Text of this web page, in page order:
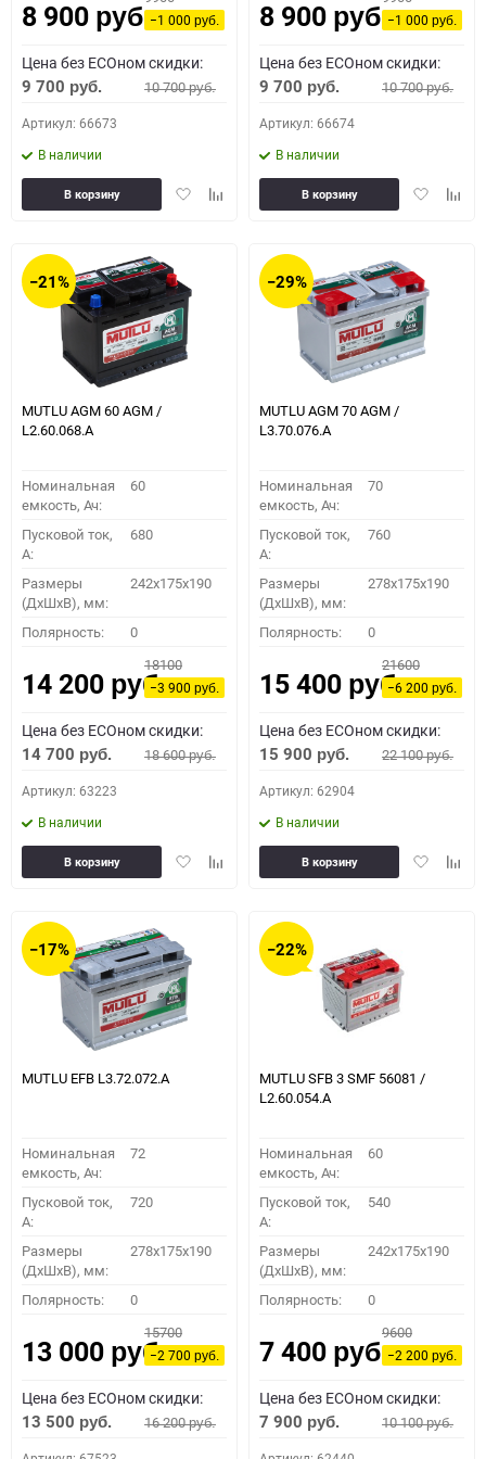
8 900 руб.−1 000руб.
Цена без ECOном скидки:
9 700 руб. 10 700руб.
Артикул: 66673
В наличии
ДобавитьДобавить
В корзину
8 900 руб.−1 000руб.
Цена без ECOном скидки:
9 700 руб. 10 700руб.
Артикул: 66674
В наличии
Добавить
В корзину
−21%
MUTLU AGM 60 AGM /
L2.60.068.A
Номинальная
емкость, Ач:
60
Пусковой ток,
A:
680
Размеры
(ДхШхВ), мм:
242x175x190
Полярность: 0
14 200 руб.
18100
−3 900руб.
Цена без ECOном скидки:
14 700 руб. 18 600руб.
Артикул: 63223
В наличии
ДобавитьДобавить
В корзину
−29%
MUTLU AGM 70 AGM /
L3.70.076.A
Номинальная
емкость, Ач:
70
Пусковой ток,
A:
760
Размеры
(ДхШхВ), мм:
278x175x190
Полярность: 0
15 400 руб.
21600
−6 200руб.
Цена без ECOном скидки:
15 900 руб. 22 100руб.
Артикул: 62904
В наличии
Добавить
В корзину
−17%
MUTLU EFB L3.72.072.A
Номинальная
емкость, Ач:
72
Пусковой ток,
A:
720
Размеры
(ДхШхВ), мм:
278x175x190
Полярность: 0
13 000 руб.
15700
−2 700руб.
Цена без ECOном скидки:
13 500 руб. 16 200руб.
−22%
MUTLU SFB 3 SMF 56081 /
L2.60.054.A
Номинальная
емкость, Ач:
60
Пусковой ток,
A:
540
Размеры
(ДхШхВ), мм:
242x175x190
Полярность: 0
7 400 руб.
9600
−2 200руб.
Цена без ECOном скидки:
7 900 руб. 10 100руб.